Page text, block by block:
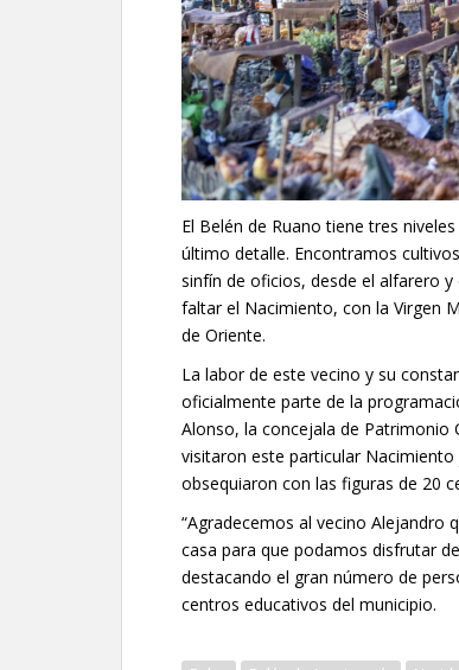
El Belén de Ruano tiene tres
último detalle. Encontramos
sinfín de oficios, desde el alfarero
faltar el Nacimiento, con la Virgen
de Oriente.
La labor de este vecino y su
oficialmente parte de la
Alonso, la concejala de Patrimonio
visitaron este particular
obsequiaron con las figuras de 20
“Agradecemos al vecino Alejandro
casa para que podamos disfrutar
destacando el gran número de
centros educativos del municipio.